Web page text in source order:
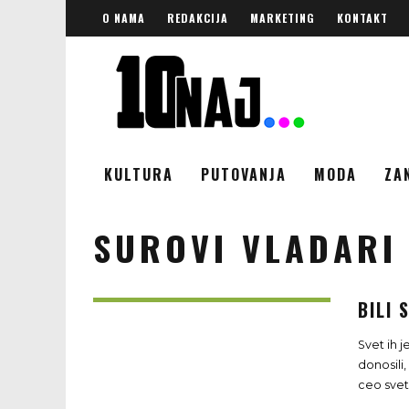
O NAMA REDAKCIJA MARKETING KONTAKT
KULTURA PUTOVANJA MODA
SUROVI VLADARI
BILI
Svet ih
ceo